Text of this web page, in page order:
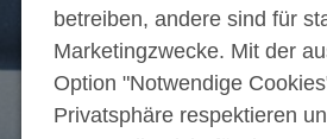
betreiben, andere sind für
Marketingzwecke. Mit der
Option "Notwendige
Privatsphäre respektieren